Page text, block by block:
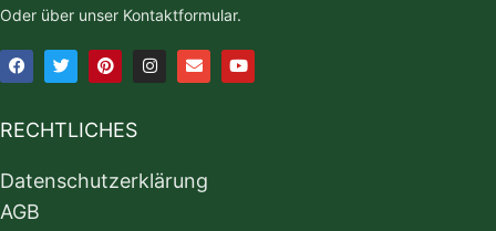
Oder über unser Kontaktformular.
RECHTLICHES
Datenschutzerklärung
AGB